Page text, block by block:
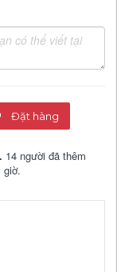
Đặt hàng
14 người đã thêm
giờ.